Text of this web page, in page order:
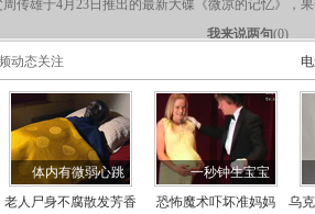
周传雄于4月23日推出的最新大碟《微凉的记忆》，
我来说两句(0)